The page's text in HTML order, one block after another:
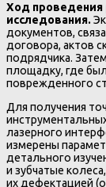
Ход проведения
исследования.
документов,
договора, актов
подрядчика.
площадку, где
поврежденного
Для получения
лазерного
измерены
детального
и зубчатые
их дефектацией